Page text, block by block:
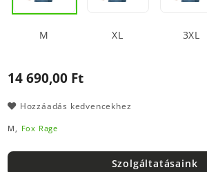
M XL 3XL
14 690,00 Ft
Hozzáadás kedvencekhez
M, Fox Rage
Szolgáltatásaink